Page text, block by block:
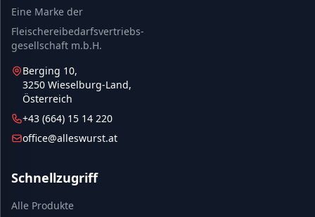
Eine Marke der
Fleischereibedarfsvertriebs-
gesellschaft m.b.H.
Berging 10,
3250 Wieselburg-Land,
Österreich
+43 (664) 15 14 220
office@alleswurst.at
Schnellzugriff
Alle Produkte